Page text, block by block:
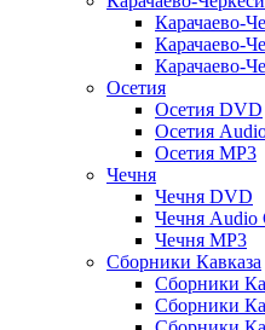
Карачаево-
Карачаево-
Карачаево-
Осетия
Осетия DVD
Осетия
Осетия MP3
Чечня
Чечня DVD
Чечня Audio
Чечня MP3
Сборники Кавказа
Сборники
Сборники